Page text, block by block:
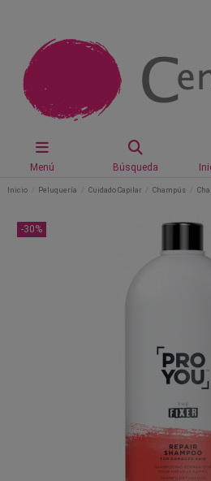
Menú Búsqueda
Inicio Peluquería Cuidado Capilar Champús
-30%